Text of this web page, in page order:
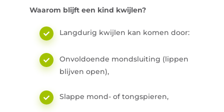
Waarom blijft een kind kwijlen?
Langdurig kwijlen kan komen door:
Onvoldoende mondsluiting (lippen
blijven open),
Slappe mond- of tongspieren,